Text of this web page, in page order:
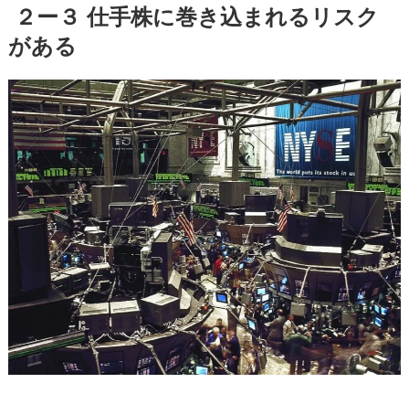
２ー３ 仕手株に巻き込まれるリスク
がある